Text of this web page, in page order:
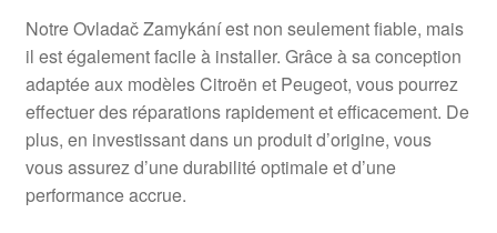
Politique de confidentialité
Procédure de Réclamation
Termes et conditions
Notre Ovladač Zamykání est non seulement fiable, mais
il est également facile à installer. Grâce à sa conception
adaptée aux modèles Citroën et Peugeot, vous pourrez
effectuer des réparations rapidement et efficacement. De
plus, en investissant dans un produit d’origine, vous
vous assurez d’une durabilité optimale et d’une
performance accrue.